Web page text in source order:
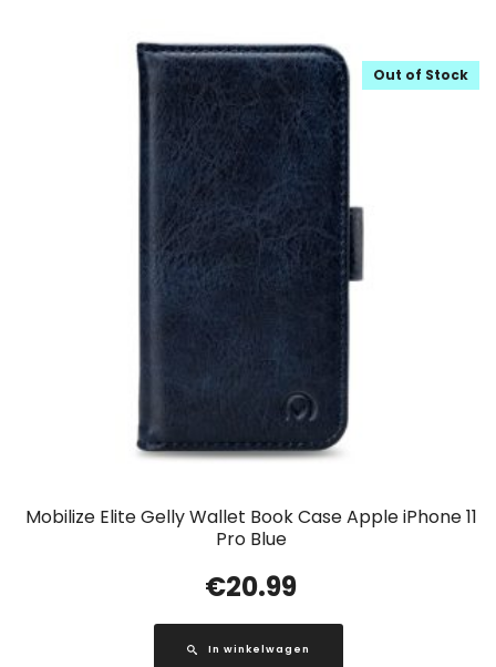
Mobilize Elite Gelly Wallet Book Case Apple iPhone 11
Pro Blue
Out of Stock
€20.99
In winkelwagen